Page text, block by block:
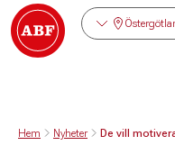
Hem Nyheter De vill